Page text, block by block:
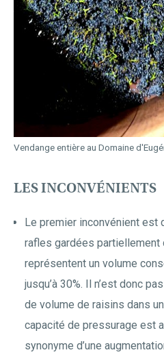
LES INCONVÉNIENTS
Le premier inconvénient est
rafles gardées partiellement
représentent un volume
jusqu’à 30%. Il n’est donc
de volume de raisins dans
capacité de pressurage est
synonyme d’une
Vendange entière au Domaine